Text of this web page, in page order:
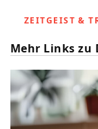
ZEITGEIST &
Mehr Links zu